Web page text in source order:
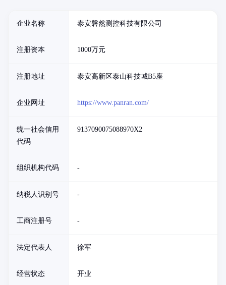
企业名称 泰安磐然测控科技有限公司
注册资本 1000万元
注册地址 泰安高新区泰山科技城B5座
企业网址 https://www.panran.com/
统一社会信用
代码
9137090075088970X2
组织机构代码 -
纳税人识别号 -
工商注册号 -
法定代表人 徐军
经营状态 开业